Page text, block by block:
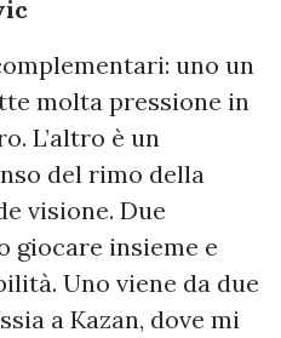
uno un
molta pressione in
L’altro è un
del rimo della
visione. Due
giocare insieme e
Uno viene da due
a Kazan, dove mi